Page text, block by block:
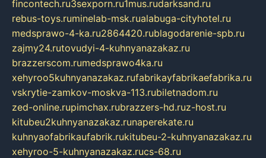
fincontech.ru3sexporn.ru1mus.rudarksand.ru
rebus-toys.ruminelab-msk.rualabuga-cityhotel.ru
medsprawo-4-ka.ru2864420.rublagodarenie-spb.ru
zajmy24.rutovudyi-4-kuhnyanazakaz.ru
brazzerscom.rumedsprawo4ka.ru
xehyroo5kuhnyanazakaz.rufabrikayfabrikaefabrika.ru
vskrytie-zamkov-moskva-113.rubiletnadom.ru
zed-online.rupimchax.rubrazzers-hd.ruz-host.ru
kitubeu2kuhnyanazakaz.runaperekate.ru
kuhnyaofabrikaufabrik.rukitubeu-2-kuhnyanazakaz.ru
xehyroo-5-kuhnyanazakaz.rucs-68.ru